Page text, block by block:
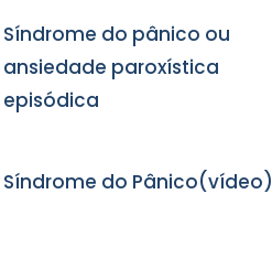
Síndrome do pânico ou
ansiedade paroxística
episódica
Síndrome do Pânico(vídeo)